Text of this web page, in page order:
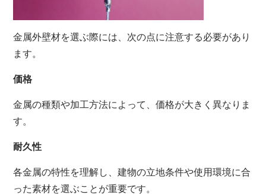
金属外壁材を選ぶ際には、次の点に注意する必要があり
ます。
価格
金属の種類や加工方法によって、価格が大きく異なりま
す。
耐久性
各金属の特性を理解し、建物の立地条件や使用環境に合
った素材を選ぶことが重要です。